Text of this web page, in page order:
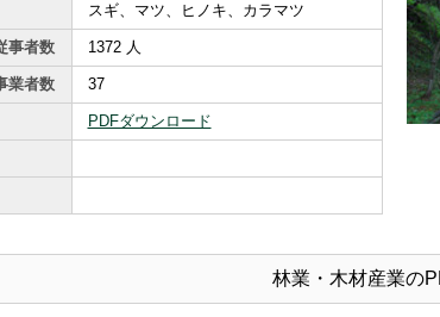
スギ、マツ、ヒノキ、カラマツ
事者数 1372 人
業者数 37
PDFダウンロード
林業・木材産業の